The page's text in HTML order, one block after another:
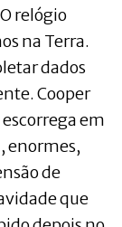
relógio
na Terra.
dados
Cooper
em
enormes,
de
que